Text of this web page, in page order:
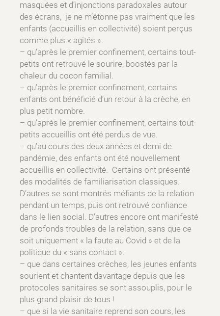
masquées et d’injonctions paradoxales autour
des écrans, je ne m’étonne pas vraiment que les
enfants (accueillis en collectivité) soient perçus
comme plus « agités ».
– qu’après le premier confinement, certains tout-
petits ont retrouvé le sourire, boostés par la
chaleur du cocon familial.
– qu’après le premier confinement, certains
enfants ont bénéficié d’un retour à la crèche, en
plus petit nombre.
– qu’après le premier confinement, certains tout-
petits accueillis ont été perdus de vue.
– qu’au cours des deux années et demi de
pandémie, des enfants ont été nouvellement
accueillis en collectivité. Certains ont présenté
des modalités de familiarisation classiques.
D’autres se sont montrés méfiants de la relation
pendant un temps, puis ont retrouvé confiance
dans le lien social. D’autres encore ont manifesté
de profonds troubles de la relation, sans que ce
soit uniquement « la faute au Covid » et de la
politique du « sans contact ».
– que dans certaines crèches, les jeunes enfants
sourient et chantent davantage depuis que les
protocoles sanitaires se sont assouplis, pour le
plus grand plaisir de tous !
– que si la vie sanitaire reprend son cours, les